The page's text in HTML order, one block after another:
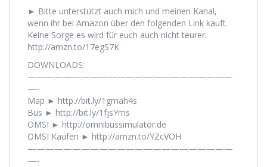
► Bitte unterstützt auch mich und meinen Kanal,
wenn ihr bei Amazon über den folgenden Link kauft.
Keine Sorge es wird für euch auch nicht teurer:
http://amzn.to/17egS7K
DOWNLOADS:
———————————————————————
—-
Map ► http://bit.ly/1gmah4s
Bus ► http://bit.ly/1fjsYms
OMSI ► http://omnibussimulator.de
OMSI Kaufen ► http://amzn.to/YZcVOH
———————————————————————
—-